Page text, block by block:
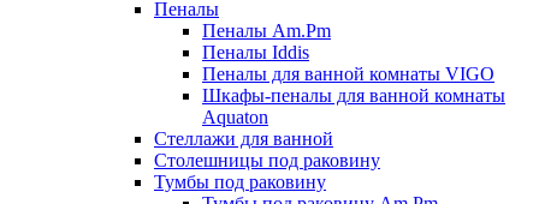
Пеналы
Пеналы Am.Pm
Пеналы Iddis
Пеналы для ванной комнаты VIGO
Шкафы-пеналы для ванной комнаты
Aquaton
Стеллажи для ванной
Столешницы под раковину
Тумбы под раковину